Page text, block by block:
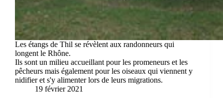
Les étangs de Thil se révèlent aux randonneurs qui
longent le Rhône.
Ils sont un milieu accueillant pour les promeneurs et les
pêcheurs mais également pour les oiseaux qui viennent y
nidifier et s'y alimenter lors de leurs migrations.
19 février 2021